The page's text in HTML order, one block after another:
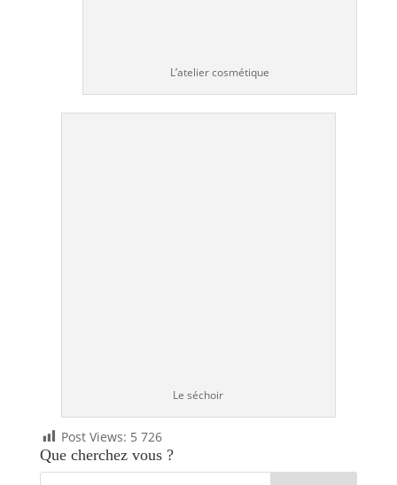
L’atelier cosmétique
Le séchoir
Post Views: 5 726
Que cherchez vous ?